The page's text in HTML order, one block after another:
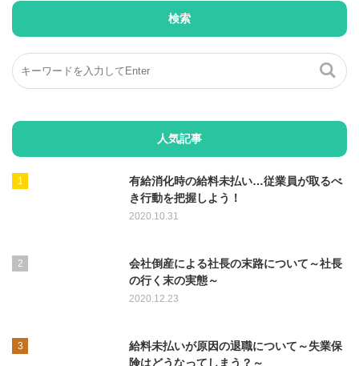
検索
人気記事
有給消化時の給料未払い…従業員が取るべ
き行動を把握しよう！
2020.10.31
会社倒産による社長の末路について～社長
の行く末の実態～
2020.12.23
給料未払いが原因の退職について～失業保
険はどうなってしまう？～